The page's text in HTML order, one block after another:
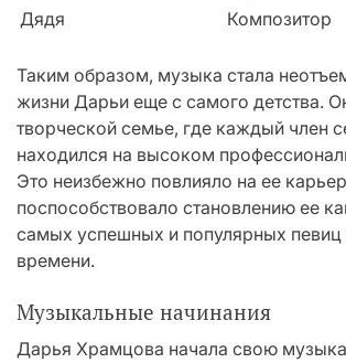
Дядя
Композитор
Таким образом, музыка стала
жизни Дарьи еще с самого детства.
творческой семье, где каждый член
находился на высоком
Это неизбежно повлияло на ее
поспособствовало становлению ее
самых успешных и популярных певиц
времени.
Музыкальные начинания
Дарья Храмцова начала свою